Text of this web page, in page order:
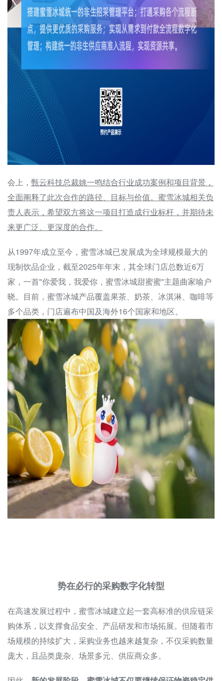
会上， 甄云科技总裁姚一鸣结合行业成功案例和项目背景，
全面阐释了此次合作的路径、目标与价值。蜜雪冰城相关负
责人表示，希望双方将这一项目打造成行业标杆，并期待未
来更广泛、更深度的合作。
从1997年成立至今，蜜雪冰城已发展成为全球规模最大的
现制饮品企业，截至2025年年末，其全球门店总数近6万
家，一首"你爱我，我爱你，蜜雪冰城甜蜜蜜"主题曲家喻户
晓。目前，蜜雪冰城产品覆盖果茶、奶茶、冰淇淋、咖啡等
多个品类，门店遍布中国及海外16个国家和地区。
势在必行的采购数字化转型
在高速发展过程中，蜜雪冰城建立起一套高标准的供应链采
购体系，以支撑食品安全、产品研发和市场拓展。但随着市
场规模的持续扩大，采购业务也越来越复杂，不仅采购数量
庞大，且品类庞杂、场景多元、供应商众多。